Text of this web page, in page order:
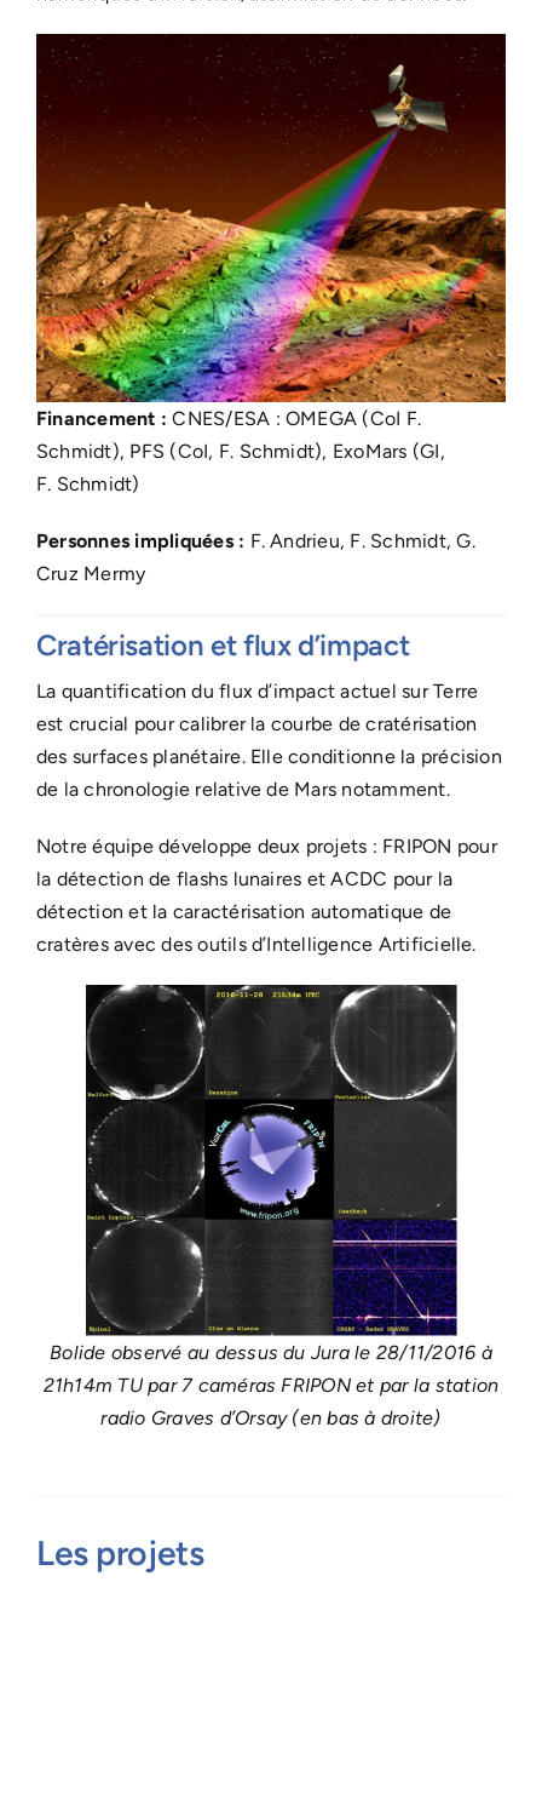
Financement : CNES/ESA : OMEGA (CoI F.
Schmidt), PFS (CoI, F. Schmidt), ExoMars (GI,
F. Schmidt)
Personnes impliquées : F. Andrieu, F. Schmidt, G.
Cruz Mermy
Cratérisation et flux d’impact
La quantification du flux d’impact actuel sur Terre
est crucial pour calibrer la courbe de cratérisation
des surfaces planétaire. Elle conditionne la précision
de la chronologie relative de Mars notamment.
Notre équipe développe deux projets : FRIPON pour
la détection de flashs lunaires et ACDC pour la
détection et la caractérisation automatique de
cratères avec des outils d’Intelligence Artificielle.
Bolide observé au dessus du Jura le 28/11/2016 à
21h14m TU par 7 caméras FRIPON et par la station
radio Graves d’Orsay (en bas à droite)
Les projets